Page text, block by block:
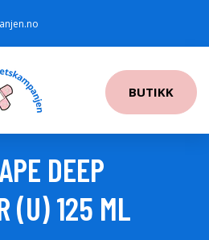
BUTIKK
DEEP
(U) 125 ML